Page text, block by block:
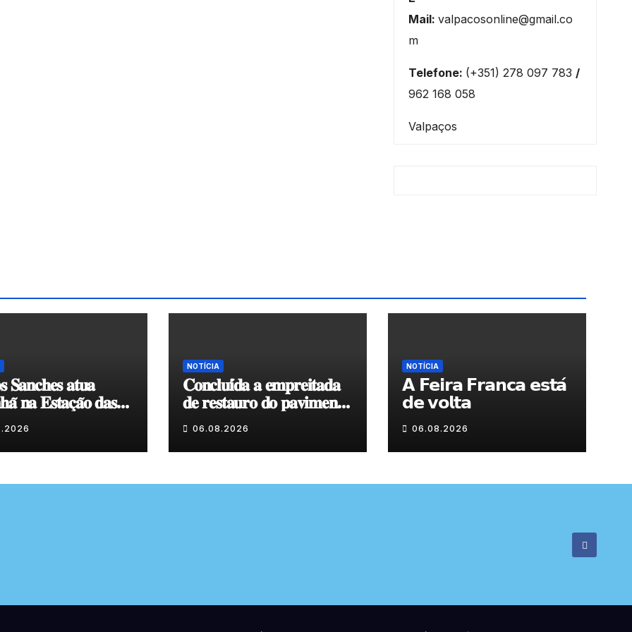
Mail: valpacosonline@gmail.co
m
Telefone: (+351) 278 097 783 /
962 168 058
Valpaços
𝐒𝐚𝐧𝐜𝐡𝐞𝐬 𝐚𝐭𝐮𝐚
𝐧𝐚 𝐄𝐬𝐭𝐚𝐜̧𝐚̃𝐨 𝐝𝐚𝐬
NOTÍCIA
𝐂𝐨𝐧𝐜𝐥𝐮𝐢́𝐝𝐚 𝐚 𝐞𝐦𝐩𝐫𝐞𝐢𝐭𝐚𝐝𝐚
𝐝𝐞 𝐫𝐞𝐬𝐭𝐚𝐮𝐫𝐨 𝐝𝐨 𝐩𝐚𝐯𝐢𝐦𝐞𝐧𝐭𝐨
𝐞𝐧𝐯𝐨𝐥𝐯𝐞𝐧𝐭𝐞 𝐚̀ 𝐂𝐚𝐩𝐞𝐥𝐚 𝐝𝐞
𝐂𝐨𝐯𝐚𝐬
06.08.2026
NOTÍCIA
𝗔 𝗙𝗲𝗶𝗿𝗮 𝗙𝗿𝗮𝗻𝗰𝗮 𝗲𝘀𝘁𝗮́
𝗱𝗲 𝘃𝗼𝗹𝘁𝗮
06.08.2026